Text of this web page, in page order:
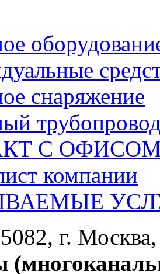
снаряжение
С ОФИСОМ
компании
г.